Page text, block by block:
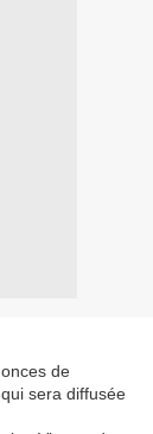
de
sera diffusée